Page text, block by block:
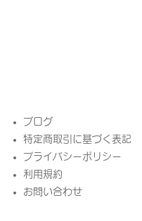
​ブログ
特定商取引に基づく表記
プライバシーポリシー
​利用規約
お問い合わせ